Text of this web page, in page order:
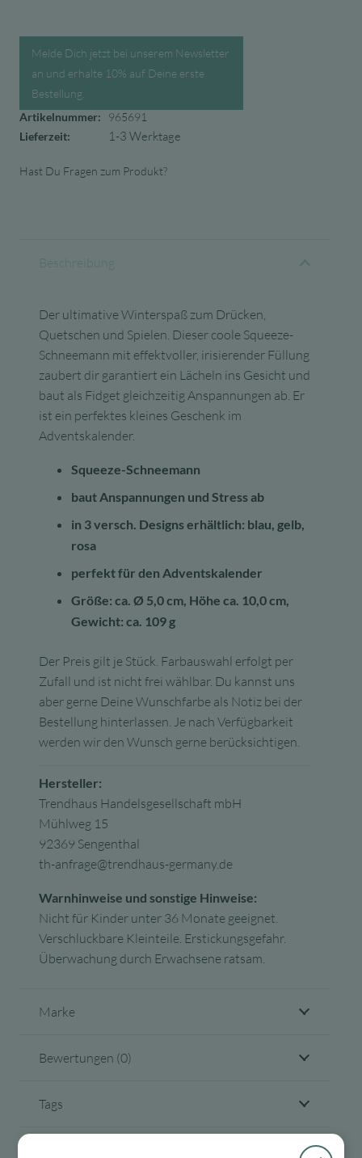
Melde Dich jetzt bei unserem Newsletter
an und erhalte 10% auf Deine erste
Bestellung.
Artikelnummer:
965691
Lieferzeit:
1-3 Werktage
Hast Du Fragen zum Produkt?
Beschreibung
Der ultimative Winterspaß zum Drücken,
Quetschen und Spielen. Dieser coole Squeeze-
Schneemann mit effektvoller, irisierender Füllung
zaubert dir garantiert ein Lächeln ins Gesicht und
baut als Fidget gleichzeitig Anspannungen ab. Er
ist ein perfektes kleines Geschenk im
Adventskalender.
Squeeze-Schneemann
baut Anspannungen und Stress ab
in 3 versch. Designs erhältlich: blau, gelb,
rosa
perfekt für den Adventskalender
Größe: ca. Ø 5,0 cm, Höhe ca. 10,0 cm,
Gewicht: ca. 109 g
Der Preis gilt je Stück. Farbauswahl erfolgt per
Zufall und ist nicht frei wählbar. Du kannst uns
aber gerne Deine Wunschfarbe als Notiz bei der
Bestellung hinterlassen. Je nach Verfügbarkeit
werden wir den Wunsch gerne berücksichtigen.
Hersteller:
Trendhaus Handelsgesellschaft mbH
Mühlweg 15
92369 Sengenthal
th-anfrage@trendhaus-germany.de
Warnhinweise und sonstige Hinweise:
Nicht für Kinder unter 36 Monate geeignet.
Verschluckbare Kleinteile. Erstickungsgefahr.
Überwachung durch Erwachsene ratsam.
Marke
Bewertungen (0)
Tags